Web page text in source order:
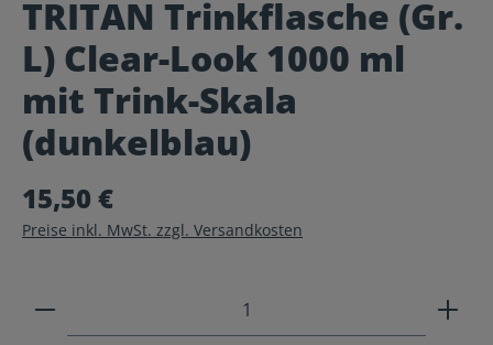
Durchschnittliche Bewertung von 0 von 5 Sternen
TRITAN Trinkflasche (Gr.
L) Clear-Look 1000 ml
mit Trink-Skala
(dunkelblau)
15,50 €
Preise inkl. MwSt. zzgl. Versandkosten
Produkt Anzahl: Gib den gewünschten Wert ein